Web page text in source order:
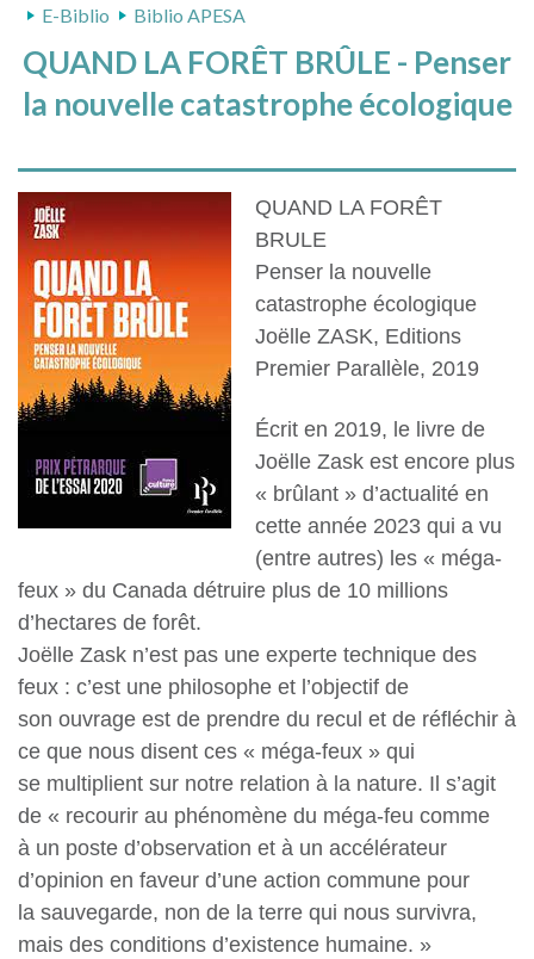
E-Biblio Biblio APESA
QUAND LA FORÊT BRÛLE - Penser
la nouvelle catastrophe écologique
QUAND LA FORÊT
BRULE
Penser la nouvelle
catastrophe écologique
Joëlle ZASK, Editions
Premier Parallèle, 2019
Écrit en 2019, le livre de
Joëlle Zask est encore plus
« brûlant » d’actualité en
cette année 2023 qui a vu
(entre autres) les « méga-
feux » du Canada détruire plus de 10 millions
d’hectares de forêt.
Joëlle Zask n’est pas une experte technique des
feux : c’est une philosophe et l’objectif de
son ouvrage est de prendre du recul et de réfléchir à
ce que nous disent ces « méga-feux » qui
se multiplient sur notre relation à la nature. Il s’agit
de « recourir au phénomène du méga-feu comme
à un poste d’observation et à un accélérateur
d’opinion en faveur d’une action commune pour
la sauvegarde, non de la terre qui nous survivra,
mais des conditions d’existence humaine. »